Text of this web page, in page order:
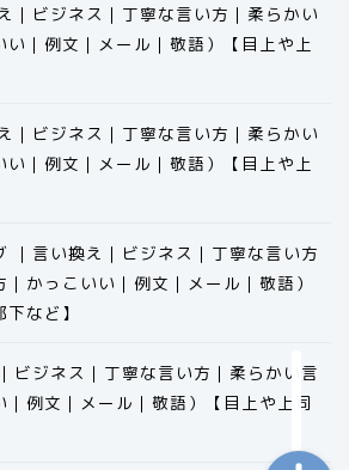
｜ビジネス｜丁寧な言い方｜柔らかい
い｜例文｜メール｜敬語）【目上や上
｜ビジネス｜丁寧な言い方｜柔らかい
い｜例文｜メール｜敬語）【目上や上
｜言い換え｜ビジネス｜丁寧な言い方
｜かっこいい｜例文｜メール｜敬語）
など】​​​​​​​​​​​​​​​​
ビジネス｜丁寧な言い方｜柔らかい言
｜例文｜メール｜敬語）【目上や上司
食品
ビジネス用語